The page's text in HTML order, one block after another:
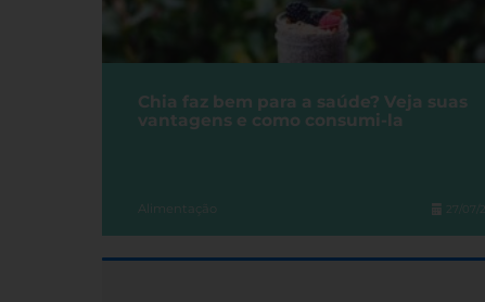
Chia faz bem para a saúde? Veja suas
vantagens e como consumi-la
Alimentação 27/07/